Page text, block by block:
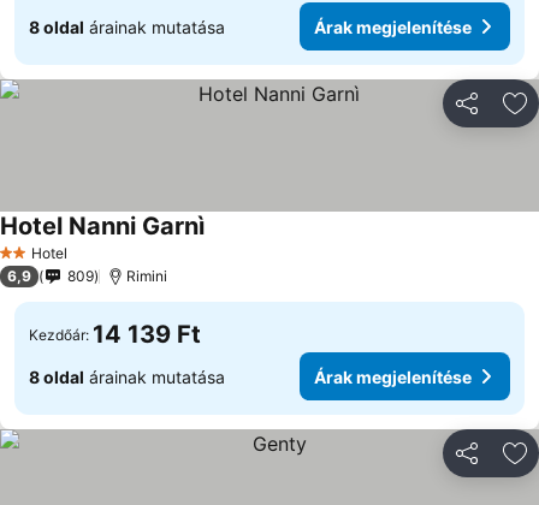
8 oldal árainak mutatása Árak megjelenítése
2 Kategória
Hotel
Hotel Nanni Garnì
6,9 809 Rimini
Kezdőár: 14 139 Ft
8 oldal árainak mutatása Árak megjelenítése